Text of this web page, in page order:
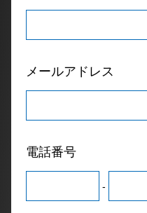
メールアドレス
電話番号
-